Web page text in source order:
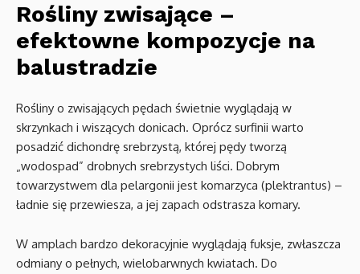
Rośliny zwisające –
efektowne kompozycje na
balustradzie
Rośliny o zwisających pędach świetnie wyglądają w
skrzynkach i wiszących donicach. Oprócz surfinii warto
posadzić dichondrę srebrzystą, której pędy tworzą
„wodospad” drobnych srebrzystych liści. Dobrym
towarzystwem dla pelargonii jest komarzyca (plektrantus) –
ładnie się przewiesza, a jej zapach odstrasza komary.
W amplach bardzo dekoracyjnie wyglądają fuksje, zwłaszcza
odmiany o pełnych, wielobarwnych kwiatach. Do